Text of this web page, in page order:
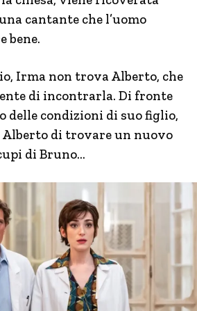
cantante che l’uomo
bene.
Irma non trova Alberto, che
di incontrarla. Di fronte
delle condizioni di suo figlio,
Alberto di trovare un nuovo
di Bruno…